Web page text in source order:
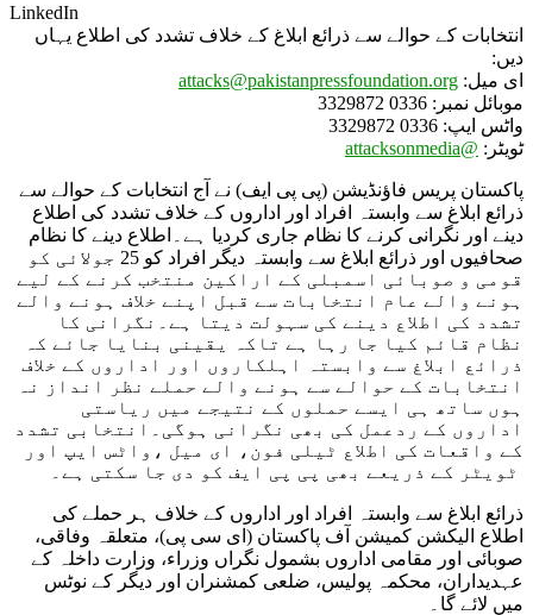
LinkedIn
انتخابات کے حوالے سے ذرائع ابلاغ کے خلاف تشدد کی اطلاع یہاں
دیں:
ای میل: attacks@pakistanpressfoundation.org
موبائل نمبر: 0336 3329872
واٹس ایپ: 0336 3329872
ٹویٹر: @attacksonmedia
پاکستان پریس فاؤنڈیشن (پی پی ایف) نے آج انتخابات کے حوالے سے
ذرائع ابلاغ سے وابستہ افراد اور اداروں کے خلاف تشدد کی اطلاع
دینے اور نگرانی کرنے کا نظام جاری کردیا ہے۔اطلاع دینے کا نظام
صحافیوں اور ذرائع ابلاغ سے وابستہ دیگر افراد کو 25 جولائی کو
قومی و صوبائی اسمبلی کے اراکین منتخب کرنے کے لیے
ہونے والے عام انتخابات سے قبل اپنے خلاف ہونے والے
تشدد کی اطلاع دینے کی سہولت دیتا ہے۔نگرانی کا
نظام قائم کیا جا رہا ہے تاکہ یقینی بنایا جائے کہ
ذرائع ابلاغ سے وابستہ اہلکاروں اور اداروں کے خلاف
انتخابات کے حوالے سے ہونے والے حملے نظر انداز نہ
ہوں ساتھ ہی ایسے حملوں کے نتیجے میں ریاستی
اداروں کے ردعمل کی بھی نگرانی ہوگی۔انتخابی تشدد
کے واقعات کی اطلاع ٹیلی فون، ای میل ،واٹس ایپ اور
ٹویٹر کے ذریعے بھی پی پی ایف کو دی جا سکتی ہے۔
ذرائع ابلاغ سے وابستہ افراد اور اداروں کے خلاف ہر حملے کی
اطلاع الیکشن کمیشن آف پاکستان (ای سی پی)، متعلقہ وفاقی،
صوبائی اور مقامی اداروں بشمول نگراں وزراء، وزارت داخلہ کے
عہدیداران، محکمہ پولیس، ضلعی کمشنران اور دیگر کے نوٹس
میں لائے گا۔